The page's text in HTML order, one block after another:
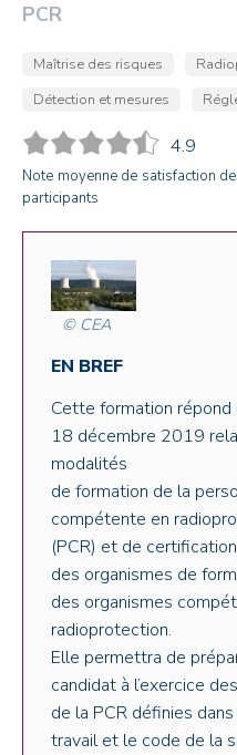
PCR
Maîtrise des risques
Détection et mesures
4.9
Note moyenne de satisfaction
participants
© CEA
EN BREF
Cette formation répond
18 décembre 2019
modalités
de formation de la
compétente en
(PCR) et de certification
des organismes de
des organismes
radioprotection.
Elle permettra de
candidat à l’exercice
de la PCR définies
travail et le code de la